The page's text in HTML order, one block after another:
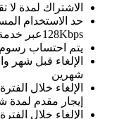
الاشتراك لمدة لا تقل
128Kbpsعبر خدمة الـ Wi-Fi.
يتم احتساب رسوم
الإلغاء قبل شهر
شهرين
الإلغاء خلال
إيجار مقدم لمدة